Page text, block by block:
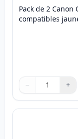
Pack de 2 Canon
compatibles
Quantité
Utilisez les
− +
Quantité